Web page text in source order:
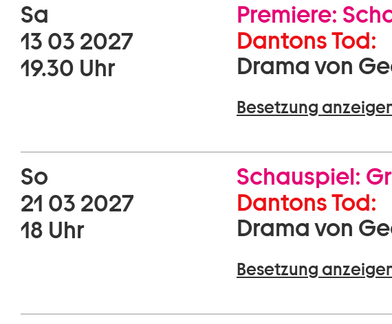
Sa
13 03 2027
19.30 Uhr
Premiere:
Dantons Tod:
Drama von
Besetzung
So
21 03 2027
18 Uhr
Schauspiel:
Dantons Tod:
Drama von
Besetzung